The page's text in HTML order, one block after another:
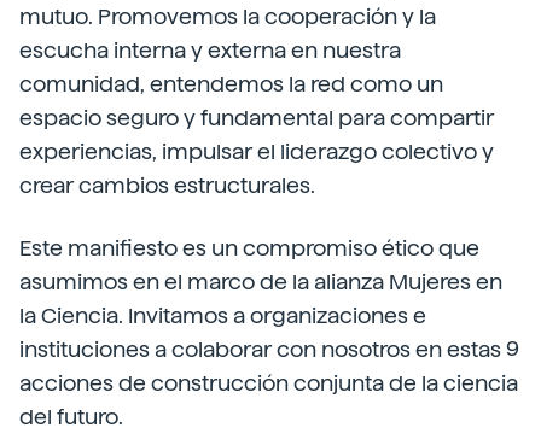
mutuo. Promovemos la cooperación y la
escucha interna y externa en nuestra
comunidad, entendemos la red como un
espacio seguro y fundamental para compartir
experiencias, impulsar el liderazgo colectivo y
crear cambios estructurales.
Este manifiesto es un compromiso ético que
asumimos en el marco de la alianza Mujeres en
la Ciencia. Invitamos a organizaciones e
instituciones a colaborar con nosotros en estas 9
acciones de construcción conjunta de la ciencia
del futuro.